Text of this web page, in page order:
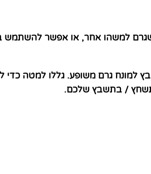
למשהו אחר, או אפשר להשתמש
למונח גרם משופע. גללו למטה כדי
/ בתשבץ שלכם.